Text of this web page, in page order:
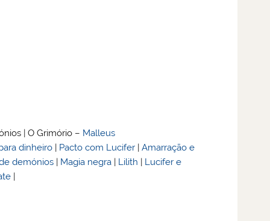
| O Grimório – Malleus
dinheiro | Pacto com Lucifer |Amarração e
demónios | Magia negra | Lilith | Lucifer e
|